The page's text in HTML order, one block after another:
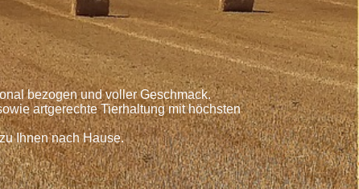
bezogen und voller Geschmack.
artgerechte Tierhaltung mit höchsten
Ihnen nach Hause.